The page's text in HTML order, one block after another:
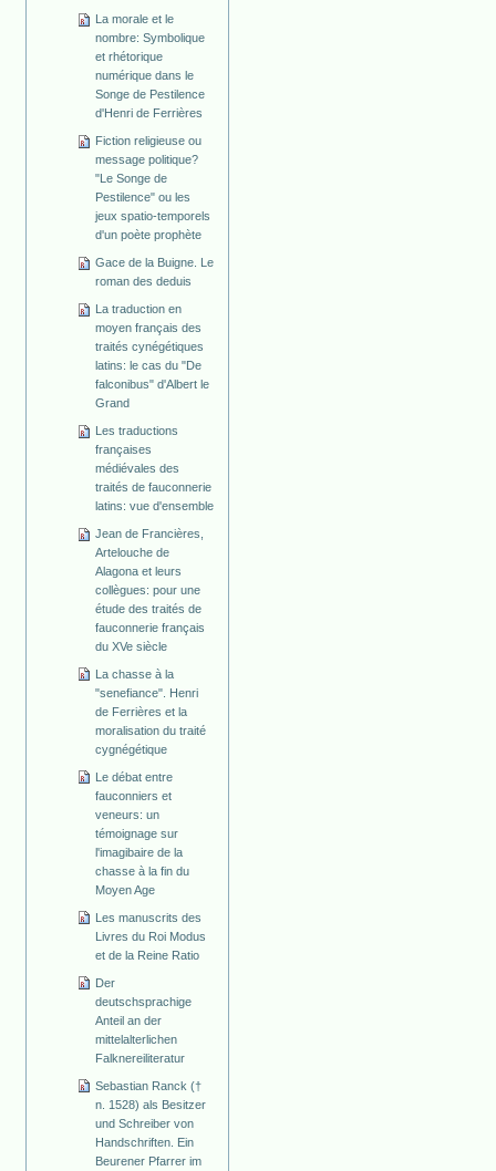
La morale et le
nombre: Symbolique
et rhétorique
numérique dans le
Songe de Pestilence
d'Henri de Ferrières
Fiction religieuse ou
message politique?
"Le Songe de
Pestilence" ou les
jeux spatio-temporels
d'un poète prophète
Gace de la Buigne. Le
roman des deduis
La traduction en
moyen français des
traités cynégétiques
latins: le cas du "De
falconibus" d'Albert le
Grand
Les traductions
françaises
médiévales des
traités de fauconnerie
latins: vue d'ensemble
Jean de Francières,
Artelouche de
Alagona et leurs
collègues: pour une
étude des traités de
fauconnerie français
du XVe siècle
La chasse à la
"senefiance". Henri
de Ferrières et la
moralisation du traité
cygnégétique
Le débat entre
fauconniers et
veneurs: un
témoignage sur
l'imagibaire de la
chasse à la fin du
Moyen Age
Les manuscrits des
Livres du Roi Modus
et de la Reine Ratio
Der
deutschsprachige
Anteil an der
mittelalterlichen
Falknereiliteratur
Sebastian Ranck (†
n. 1528) als Besitzer
und Schreiber von
Handschriften. Ein
Beurener Pfarrer im